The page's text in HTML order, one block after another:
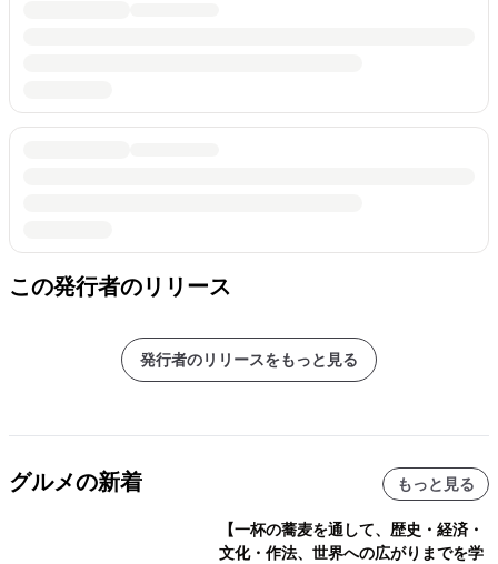
この発行者のリリース
発行者のリリースをもっと見る
グルメの新着 もっと見る
【一杯の蕎麦を通して、歴史・経済・
文化・作法、世界への広がりまでを学